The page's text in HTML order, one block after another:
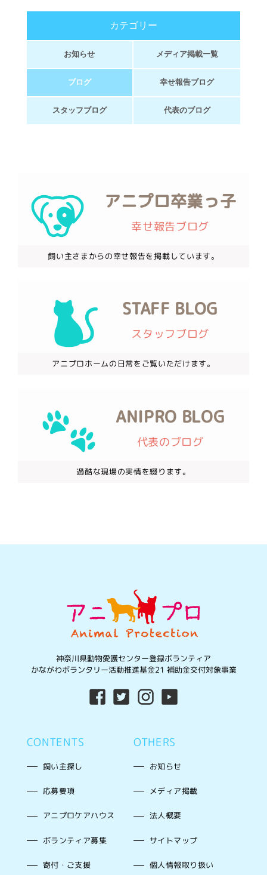
カテゴリー
お知らせ メディア掲載一覧
ブログ 幸せ報告ブログ
スタッフブログ 代表のブログ
アニプロ卒業っ子
幸せ報告ブログ
飼い主さまからの幸せ報告を掲載しています。
STAFF BLOG
スタッフブログ
アニプロホームの日常をご覧いただけます。
ANIPRO BLOG
代表のブログ
過酷な現場の実情を綴ります。
CONTENTS
飼い主探し
応募要項
アニプロケアハウス
ボランティア募集
寄付・ご支援
神奈川県動物愛護センター登録ボランティア
かながわボランタリー活動推進基金21 補助金交付対象事業
OTHERS
お知らせ
メディア掲載
法人概要
サイトマップ
個人情報取り扱い